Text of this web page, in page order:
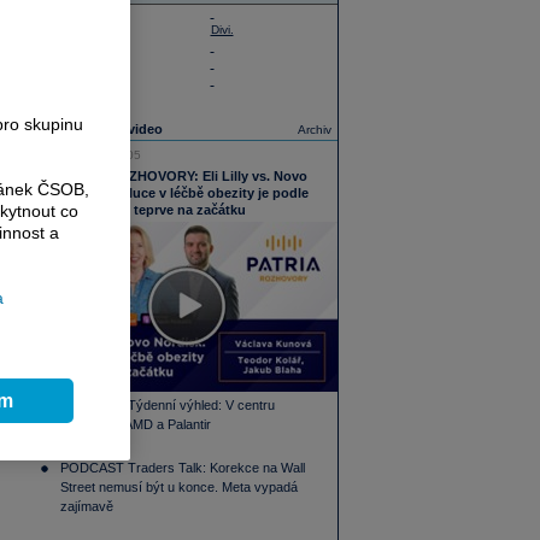
Divi.
Archiv
Nejnovější video
05.08.2026 16:05
PODCAST ROZHOVORY: Eli Lilly vs. Novo
Nordisk. Revoluce v léčbě obezity je podle
MUDr. Kunové teprve na začátku
PODCAST Týdenní výhled: V centru
pozornosti AMD a Palantir
PODCAST Traders Talk: Korekce na Wall
Street nemusí být u konce. Meta vypadá
zajímavě
skupinu
ČSOB,
co
a